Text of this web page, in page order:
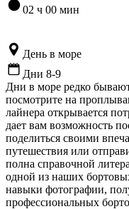
02 ч 00 мин
День в море
Дни 8-9
Дни в море редко
посмотрите на
лайнера открывается
дает вам возможность
поделиться своими
путешествия или
полна справочной
одной из наших
навыки фотографии,
профессиональных